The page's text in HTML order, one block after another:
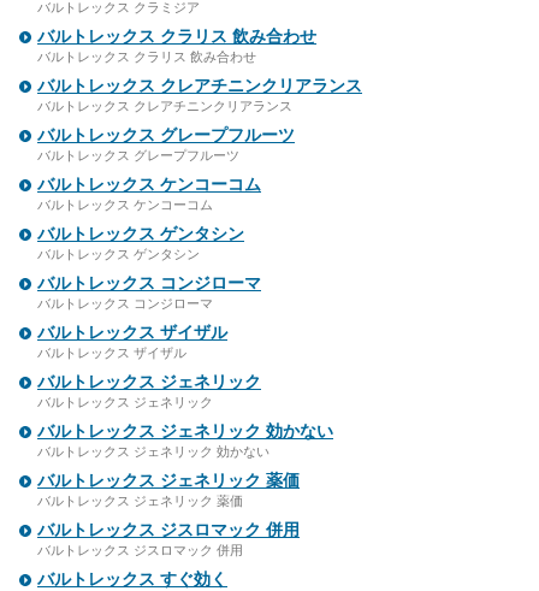
バルトレックス クラミジア
バルトレックス クラリス 飲み合わせ
バルトレックス クラリス 飲み合わせ
バルトレックス クレアチニンクリアランス
バルトレックス クレアチニンクリアランス
バルトレックス グレープフルーツ
バルトレックス グレープフルーツ
バルトレックス ケンコーコム
バルトレックス ケンコーコム
バルトレックス ゲンタシン
バルトレックス ゲンタシン
バルトレックス コンジローマ
バルトレックス コンジローマ
バルトレックス ザイザル
バルトレックス ザイザル
バルトレックス ジェネリック
バルトレックス ジェネリック
バルトレックス ジェネリック 効かない
バルトレックス ジェネリック 効かない
バルトレックス ジェネリック 薬価
バルトレックス ジェネリック 薬価
バルトレックス ジスロマック 併用
バルトレックス ジスロマック 併用
バルトレックス すぐ効く